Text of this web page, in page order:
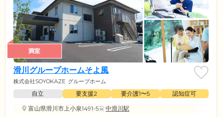
満室
滑川グループホームそよ風
株式会社SOYOKAZE グループホーム
自立 要支援2 要介護1〜5
認知症可
富山県滑川市上小泉1491-5
中滑川駅